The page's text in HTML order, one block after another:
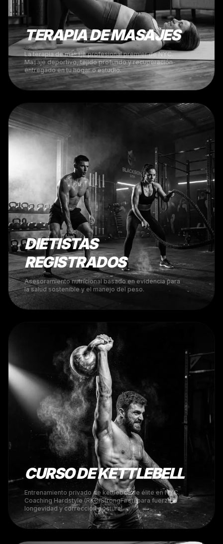
TERAPIA DE MASAJES
La terapia de masaje profesional premier de NYC.
Masaje deportivo, tejido profundo y recuperación
entregado en tu hogar o estudio.
DIETISTAS
REGISTRADOS
Asesoramiento nutricional basado en evidencia para
la salud sostenible y el manejo del peso.
CURSO DE KETTLEBELL
Entrenamiento privado de kettlebell de élite en NYC.
Coaching Hardstyle (RKC/StrongFirst) para fuerza,
longevidad y corrección postural.